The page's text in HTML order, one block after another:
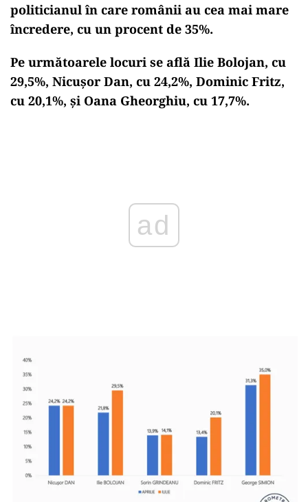
politicianul în care românii au cea mai mare
încredere, cu un procent de 35%.
Pe următoarele locuri se află Ilie Bolojan, cu
29,5%, Nicușor Dan, cu 24,2%, Dominic Fritz,
cu 20,1%, și Oana Gheorghiu, cu 17,7%.